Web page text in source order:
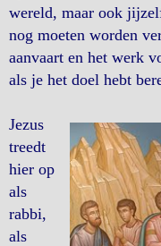
wereld, maar ook
nog moeten worden
aanvaart en het werk
als je het doel hebt
Jezus
treedt
hier op
als
rabbi,
als